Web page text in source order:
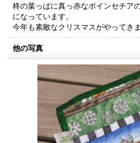
柊の葉っぱに真っ赤なポインセチア
になっています。
今年も素敵なクリスマスがやってき
他の写真